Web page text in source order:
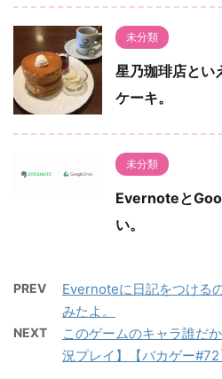
未分類
星乃珈琲店とい
ケーキ。
未分類
Evernoteと
い。
PREV
Evernoteに日記をつける
みたよ。
NEXT
このゲームのキャラ誰だ
況プレイ】【バカゲー#72